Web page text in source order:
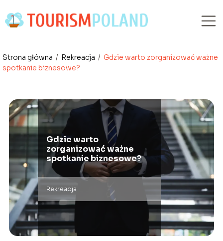
Strona główna / Rekreacja / Gdzie warto zorganizować ważne
spotkanie biznesowe?
Gdzie warto
zorganizować ważne
spotkanie biznesowe?
Rekreacja